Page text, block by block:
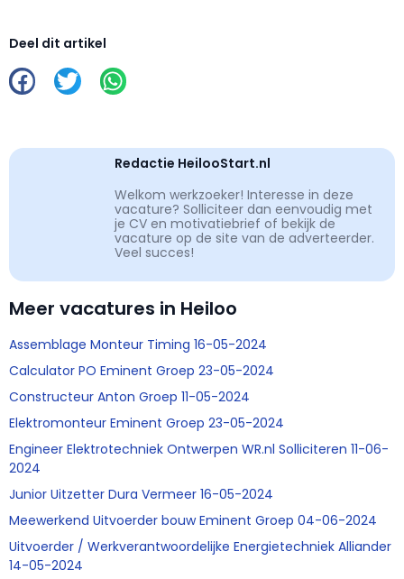
Deel dit artikel
Redactie HeilooStart.nl
Welkom werkzoeker! Interesse in deze
vacature? Solliciteer dan eenvoudig met
je CV en motivatiebrief of bekijk de
vacature op de site van de adverteerder.
Veel succes!
Meer vacatures in Heiloo
Assemblage Monteur Timing 16-05-2024
Calculator PO Eminent Groep 23-05-2024
Constructeur Anton Groep 11-05-2024
Elektromonteur Eminent Groep 23-05-2024
Engineer Elektrotechniek Ontwerpen WR.nl Solliciteren 11-06-
2024
Junior Uitzetter Dura Vermeer 16-05-2024
Meewerkend Uitvoerder bouw Eminent Groep 04-06-2024
Uitvoerder / Werkverantwoordelijke Energietechniek Alliander
14-05-2024